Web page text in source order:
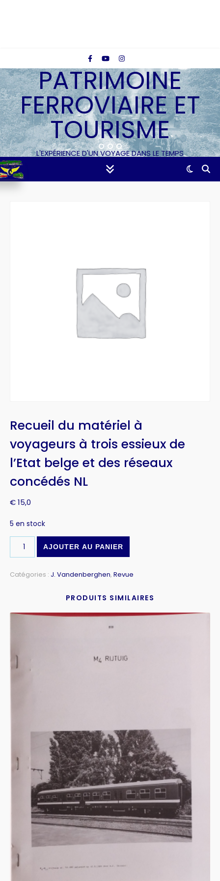
PATRIMOINE
FERROVIAIRE ET
TOURISME
L'EXPÉRIENCE D'UN VOYAGE DANS LE TEMPS
Recueil du matériel à
voyageurs à trois essieux de
l’Etat belge et des réseaux
concédés NL
€15,0
5 en stock
AJOUTER AU PANIER
Catégories : J. Vandenberghen, Revue
PRODUITS SIMILAIRES